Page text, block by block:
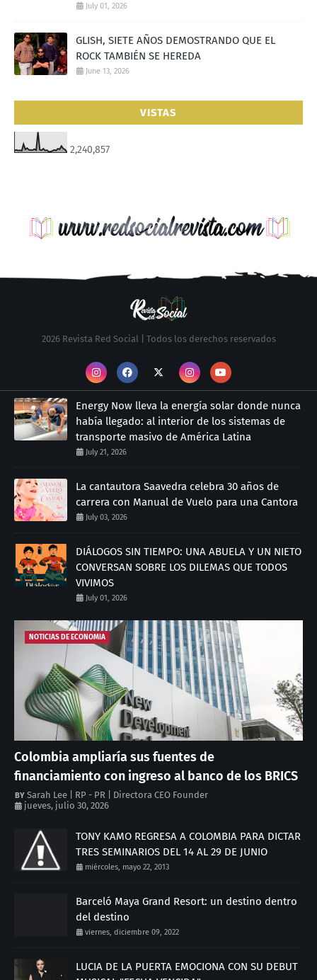
July 01, 2026
GLISH, SIETE AÑOS DEMOSTRANDO QUE EL
ROCK TAMBIÉN SE HEREDA
June 13, 2026
VISTAS
2,240,857
2026 Revista Red Social | Todos los derechos reservados
Energy Now lleva la energía solar donde nunca
había llegado: al interior de los sistemas de
transporte masivo de América Latina
July 21, 2026
La cantautora Saavedra celebra 30 años de
carrera con Manual de Vuelo para una Cantora
July 03, 2026
DIÁLOGOS SIN TIEMPO: UNA ABUELA Y UN NIETO
CONVERSAN SOBRE LOS DILEMAS QUE TODOS
VIVIMOS
July 01, 2026
NOTICIAS DE ECONOMIA
Colombia ampliaría sus fuentes de
financiamiento con ingreso al banco de los BRICS
Sarah Lee | RP - PR | Directora CEO Founder
jueves, julio 30, 2026
TONY KAMO REGRESA A COLOMBIA PARA DICTAR
TRES SEMINARIOS DEL 14 AL 29 DE JUNIO
miércoles, mayo 22, 2013
Barceló Maya Grand Resort: un destino dentro
del destino
viernes, diciembre 09, 2022
LUCIA DE LA PUERTA EMOCIONA CON SU DEBUT